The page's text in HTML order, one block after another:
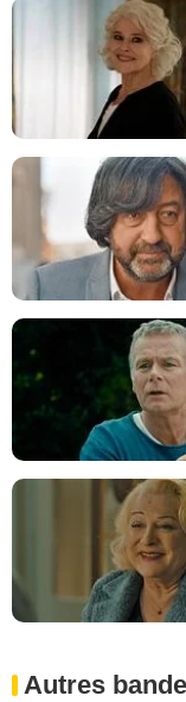
Autres